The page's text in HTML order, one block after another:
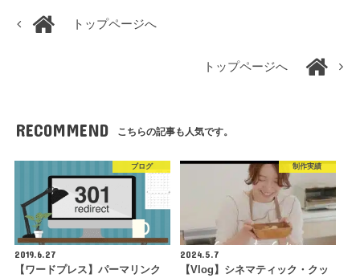
トップページへ
トップページへ
RECOMMEND こちらの記事も人気です。
ブログ
2019.6.27
【ワードプレス】パーマリンク
制作実績
2024.5.7
【Vlog】シネマティック・クッ